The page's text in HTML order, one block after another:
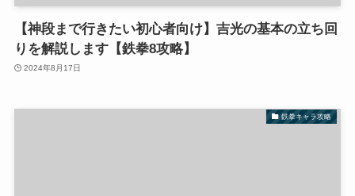
【神段まで行きたい初心者向け】吉光の基本の立ち回
りを解説します【鉄拳8攻略】
2024年8月17日
鉄拳キャラ攻略